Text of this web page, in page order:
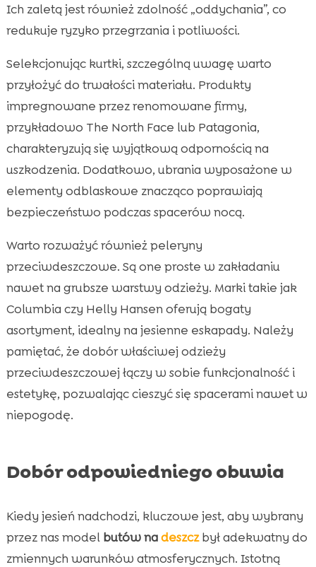
Ich zaletą jest również zdolność „oddychania”, co
redukuje ryzyko przegrzania i potliwości.
Selekcjonując kurtki, szczególną uwagę warto
przyłożyć do trwałości materiału. Produkty
impregnowane przez renomowane firmy,
przykładowo The North Face lub Patagonia,
charakteryzują się wyjątkową odpornością na
uszkodzenia. Dodatkowo, ubrania wyposażone w
elementy odblaskowe znacząco poprawiają
bezpieczeństwo podczas spacerów nocą.
Warto rozważyć również peleryny
przeciwdeszczowe. Są one proste w zakładaniu
nawet na grubsze warstwy odzieży. Marki takie jak
Columbia czy Helly Hansen oferują bogaty
asortyment, idealny na jesienne eskapady. Należy
pamiętać, że dobór właściwej odzieży
przeciwdeszczowej łączy w sobie funkcjonalność i
estetykę, pozwalając cieszyć się spacerami nawet w
niepogodę.
Dobór odpowiedniego obuwia
Kiedy jesień nadchodzi, kluczowe jest, aby wybrany
przez nas model butów nadeszczbył adekwatny do
zmiennych warunków atmosferycznych. Istotną